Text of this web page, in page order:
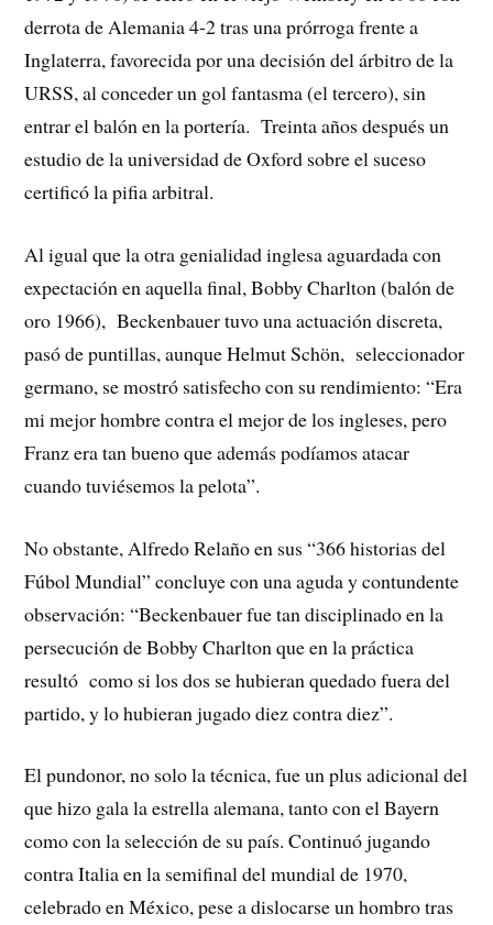
derrota de Alemania 4-2 tras una prórroga frente a
Inglaterra, favorecida por una decisión del árbitro de la
URSS, al conceder un gol fantasma (el tercero), sin
entrar el balón en la portería. Treinta años después un
estudio de la universidad de Oxford sobre el suceso
certificó la pifia arbitral.
Al igual que la otra genialidad inglesa aguardada con
expectación en aquella final, Bobby Charlton (balón de
oro 1966), Beckenbauer tuvo una actuación discreta,
pasó de puntillas, aunque Helmut Schön, seleccionador
germano, se mostró satisfecho con su rendimiento: “Era
mi mejor hombre contra el mejor de los ingleses, pero
Franz era tan bueno que además podíamos atacar
cuando tuviésemos la pelota”.
No obstante, Alfredo Relaño en sus “366 historias del
Fúbol Mundial” concluye con una aguda y contundente
observación: “Beckenbauer fue tan disciplinado en la
persecución de Bobby Charlton que en la práctica
resultó como si los dos se hubieran quedado fuera del
partido, y lo hubieran jugado diez contra diez”.
El pundonor, no solo la técnica, fue un plus adicional del
que hizo gala la estrella alemana, tanto con el Bayern
como con la selección de su país. Continuó jugando
contra Italia en la semifinal del mundial de 1970,
celebrado en México, pese a dislocarse un hombro tras